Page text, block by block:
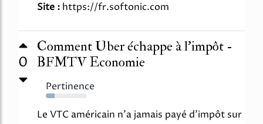
Site : https://fr.softonic.com
0
Comment Uber échappe à l'impôt -
BFMTV Economie
Pertinence
21%
Le VTC américain n'a jamais payé d'impôt sur